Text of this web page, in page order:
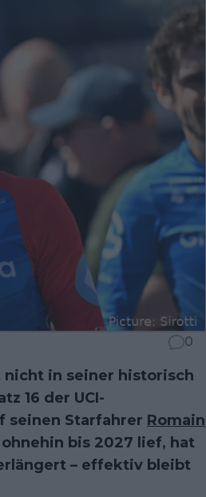
0
nicht in seiner historisch
16 der UCI-
seinen Starfahrer Romain
bis 2027 lief, hat
– effektiv bleibt